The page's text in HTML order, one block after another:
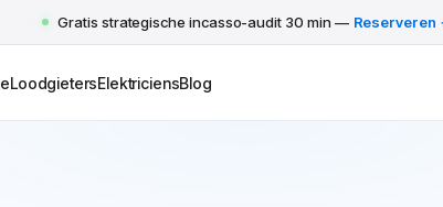
Gratis strategische incasso-audit 30 min — Reserveren
LoodgietersElektriciensBlog